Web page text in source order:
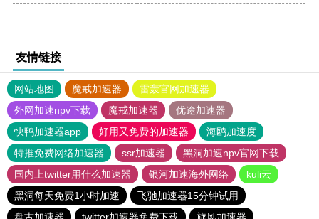
友情链接
网站地图 魔戒加速器
雷轰官网加速器
外网加速npv下载
魔戒加速器
优途加速器
快鸭加速器app
好用又免费的加速器
海鸥加速度
特推免费网络加速器
ssr加速器
黑洞加速npv官网下载
国内上twitter用什么加速器
银河加速海外网络
kuli云
黑洞每天免费1小时加速
飞驰加速器15分钟试用